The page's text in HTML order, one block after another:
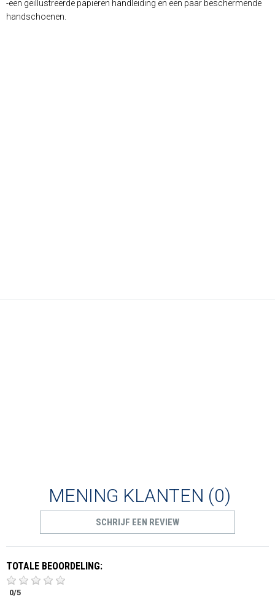
-een geïllustreerde papieren handleiding en een paar beschermende
handschoenen.
MENING KLANTEN (0)
SCHRIJF EEN REVIEW
TOTALE BEOORDELING:
0/5